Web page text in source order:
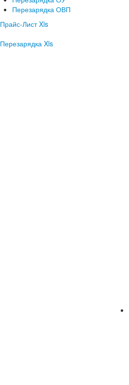
Перезарядка ОВП
Прайс-Лист Xls
Перезарядка Xls